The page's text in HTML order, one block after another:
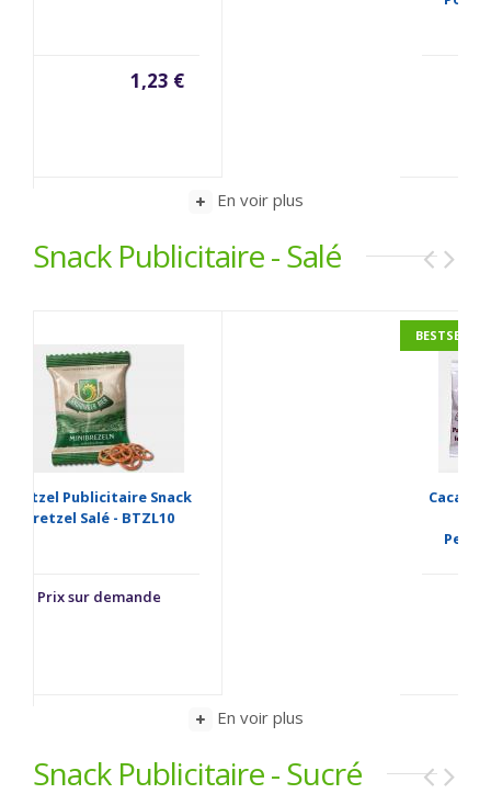
En voir plus
Snack Publicitaire - Salé
Cacahuètes Publicitaires -
Sachet Cacahuète
Prix sur demande
En voir plus
Snack Publicitaire - Sucré